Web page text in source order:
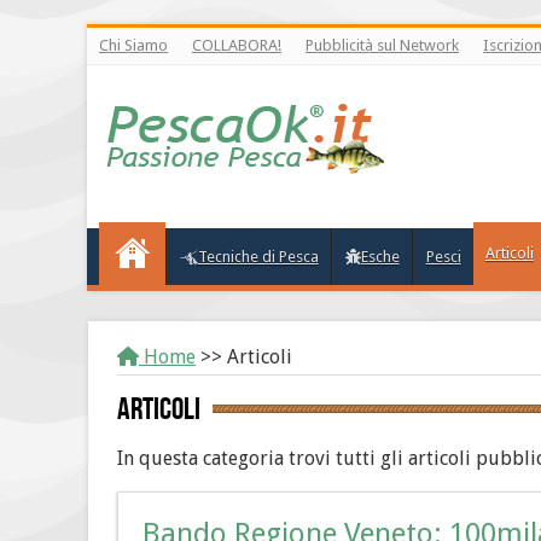
Chi Siamo COLLABORA! Pubblicità sul Network
Tecniche di Pesca Esche Pesci Articoli
Home >> Articoli
Articoli
In questa categoria trovi tutti gli articoli
Bando Regione Veneto: